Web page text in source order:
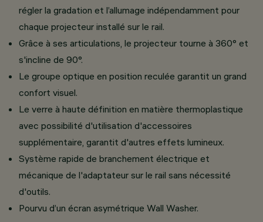
régler la gradation et l’allumage indépendamment pour
chaque projecteur installé sur le rail.
Grâce à ses articulations, le projecteur tourne à 360° et
s'incline de 90°.
Le groupe optique en position reculée garantit un grand
confort visuel.
Le verre à haute définition en matière thermoplastique
avec possibilité d'utilisation d'accessoires
supplémentaire, garantit d'autres effets lumineux.
Système rapide de branchement électrique et
mécanique de l'adaptateur sur le rail sans nécessité
d'outils.
Pourvu d’un écran asymétrique Wall Washer.